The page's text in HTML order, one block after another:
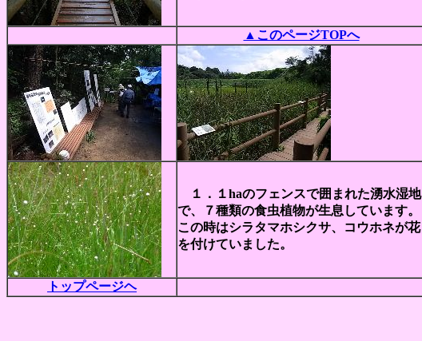
▲このページTOPへ
１．１haのフェンスで囲まれた湧水湿地
で、７種類の食虫植物が生息しています。
この時はシラタマホシクサ、コウホネが花
を付けていました。
トップページヘ